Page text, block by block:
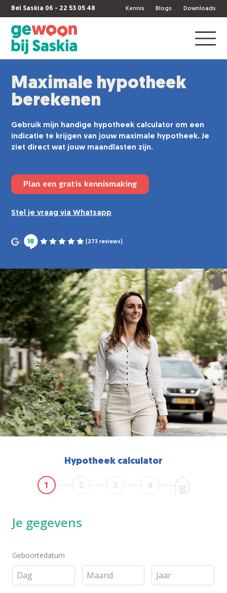
Kennis Blogs Downloads
Bel Saskia 06 - 22 53 05 48
Maximale hypotheek
berekenen
Gebruik mijn handige hypotheek calculator om een
indicatie te krijgen van jouw maximale hypotheek. Je
ziet direct wat jouw maandlasten zijn.
Plan een gratis kennismaking
Stel je vraag via Whatsapp
: 10 (273 reviews)
Hypotheek calculator